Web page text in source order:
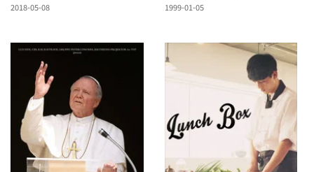
2018-05-08
1999-01-05